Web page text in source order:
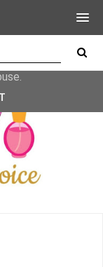
its services
user-agent are
and security
usage